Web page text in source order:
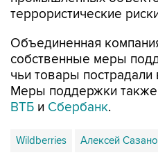
Объединенная
чьи товары пострадали
Меры поддержки
ВТБ иСбербанк.
Wildberries Алексей Сазанов